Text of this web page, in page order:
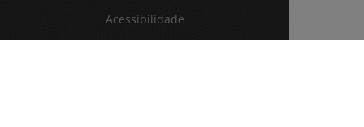
Acessibilidade